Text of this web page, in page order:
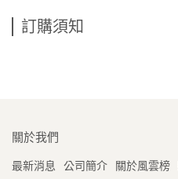
訂購須知
關於我們
最新消息 公司簡介 關於風雲榜